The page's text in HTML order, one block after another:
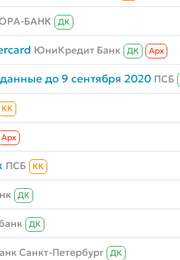
БАНК ДК
ЮниКредит Банк ДК Aрх
до 9 сентября 2020 ПСБ
КК
Aрх
ПСБ КК
ДК
ДК
Санкт-Петербург ДК